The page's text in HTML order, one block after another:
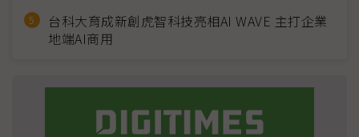
台科大育成新創虎智科技亮相AI WAVE 主打企業
地端AI商用